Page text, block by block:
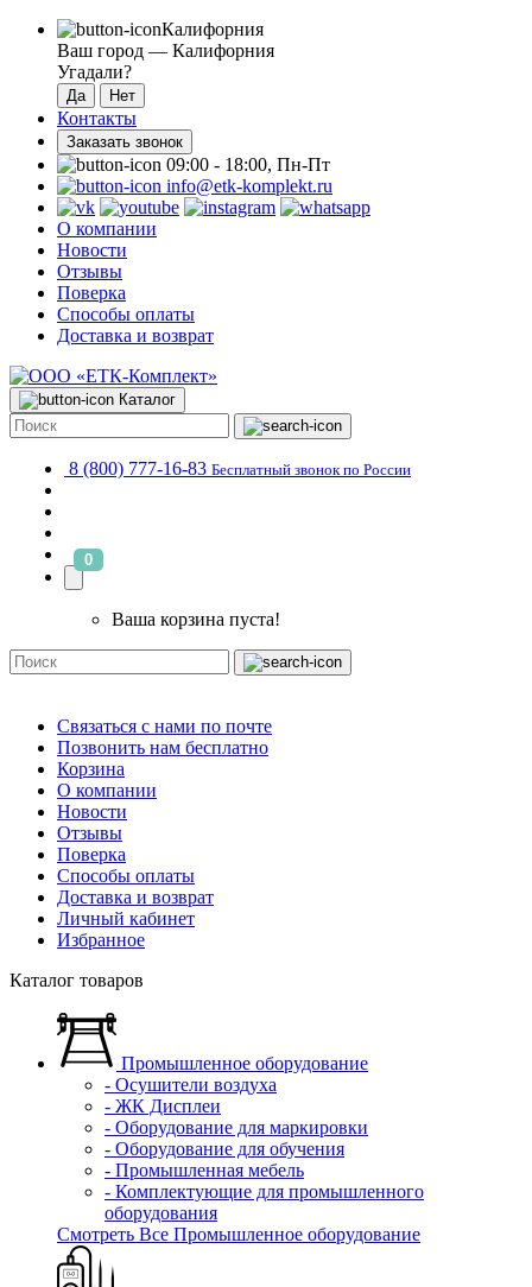
Калифорния
Ваш город — Калифорния
Угадали?
Контакты
Заказать звонок
09:00 - 18:00, Пн-Пт
info@etk-komplekt.ru
О компании
Новости
Отзывы
Поверка
Способы оплаты
Доставка и возврат
Каталог
8 (800) 777-16-83 Бесплатный звонок по России
0
Ваша корзина пуста!
Связаться с нами по почте
Позвонить нам бесплатно
Корзина
О компании
Новости
Отзывы
Поверка
Способы оплаты
Доставка и возврат
Личный кабинет
Избранное
Каталог товаров
Промышленное оборудование
- Осушители воздуха
- ЖК Дисплеи
- Оборудование для маркировки
- Оборудование для обучения
- Промышленная мебель
- Комплектующие для промышленного
оборудования
Смотреть Все Промышленное оборудование